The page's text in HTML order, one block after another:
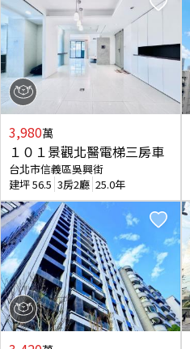
3,980萬
１０１景觀北醫電梯三房車
台北市信義區吳興街
建坪56.5 3房2廳 25.0年